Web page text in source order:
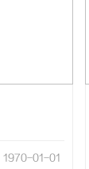
1970-01-01